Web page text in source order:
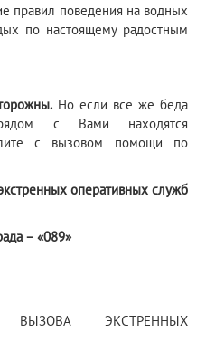
поведения на водных
по настоящему радостным
Но если все же беда
с Вами находятся
с вызовом помощи по
оперативных служб
– «089»
ЭКСТРЕННЫХ